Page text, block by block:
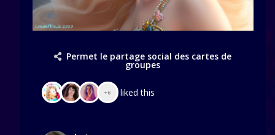
Permet le partage social des cartes de
groupes
+6 liked this